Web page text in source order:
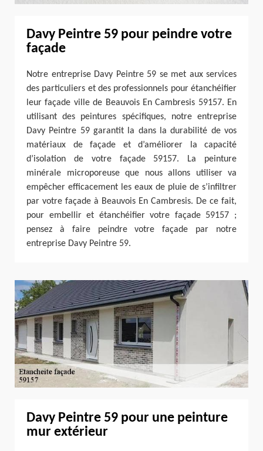
Davy Peintre 59 pour peindre votre
façade
Notre entreprise Davy Peintre 59 se met aux services
des particuliers et des professionnels pour étanchéifier
leur façade ville de Beauvois En Cambresis 59157. En
utilisant des peintures spécifiques, notre entreprise
Davy Peintre 59 garantit la dans la durabilité de vos
matériaux de façade et d’améliorer la capacité
d’isolation de votre façade 59157. La peinture
minérale microporeuse que nous allons utiliser va
empêcher efficacement les eaux de pluie de s’infiltrer
par votre façade à Beauvois En Cambresis. De ce fait,
pour embellir et étanchéifier votre façade 59157 ;
pensez à faire peindre votre façade par notre
entreprise Davy Peintre 59.
Davy Peintre 59 pour une peinture
mur extérieur